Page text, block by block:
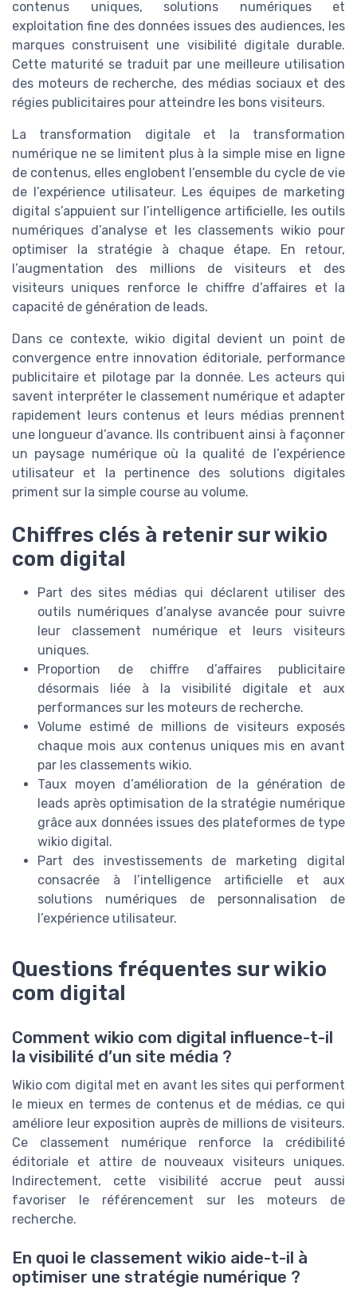
contenus uniques, solutions numériques et
exploitation fine des données issues des audiences, les
marques construisent une visibilité digitale durable.
Cette maturité se traduit par une meilleure utilisation
des moteurs de recherche, des médias sociaux et des
régies publicitaires pour atteindre les bons visiteurs.
La transformation digitale et la transformation
numérique ne se limitent plus à la simple mise en ligne
de contenus, elles englobent l’ensemble du cycle de vie
de l’expérience utilisateur. Les équipes de marketing
digital s’appuient sur l’intelligence artificielle, les outils
numériques d’analyse et les classements wikio pour
optimiser la stratégie à chaque étape. En retour,
l’augmentation des millions de visiteurs et des
visiteurs uniques renforce le chiffre d’affaires et la
capacité de génération de leads.
Dans ce contexte, wikio digital devient un point de
convergence entre innovation éditoriale, performance
publicitaire et pilotage par la donnée. Les acteurs qui
savent interpréter le classement numérique et adapter
rapidement leurs contenus et leurs médias prennent
une longueur d’avance. Ils contribuent ainsi à façonner
un paysage numérique où la qualité de l’expérience
utilisateur et la pertinence des solutions digitales
priment sur la simple course au volume.
Chiffres clés à retenir sur wikio
com digital
Part des sites médias qui déclarent utiliser des
outils numériques d’analyse avancée pour suivre
leur classement numérique et leurs visiteurs
uniques.
Proportion de chiffre d’affaires publicitaire
désormais liée à la visibilité digitale et aux
performances sur les moteurs de recherche.
Volume estimé de millions de visiteurs exposés
chaque mois aux contenus uniques mis en avant
par les classements wikio.
Taux moyen d’amélioration de la génération de
leads après optimisation de la stratégie numérique
grâce aux données issues des plateformes de type
wikio digital.
Part des investissements de marketing digital
consacrée à l’intelligence artificielle et aux
solutions numériques de personnalisation de
l’expérience utilisateur.
Questions fréquentes sur wikio
com digital
Comment wikio com digital influence-t-il
la visibilité d’un site média ?
Wikio com digital met en avant les sites qui performent
le mieux en termes de contenus et de médias, ce qui
améliore leur exposition auprès de millions de visiteurs.
Ce classement numérique renforce la crédibilité
éditoriale et attire de nouveaux visiteurs uniques.
Indirectement, cette visibilité accrue peut aussi
favoriser le référencement sur les moteurs de
recherche.
En quoi le classement wikio aide-t-il à
optimiser une stratégie numérique ?